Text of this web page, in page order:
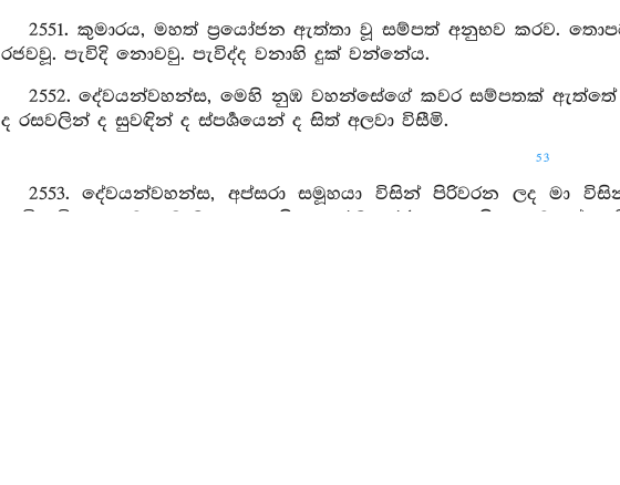
2551. කුමාරය, මහත් ප්‍රයෝජන ඇත්තා වූ සම්පත් අනුභව කරව.
රජවවූ. පැවිදි නොවවු. පැවිද්ද වනාහි දුක් වන්නේය.
2552. දේවයන්වහන්ස, මෙහි නුඹ වහන්සේගේ කවර සම්පතක්
ද රසවලින් ද සුවඳින් ද ස්පර්‍ශයෙන් ද සිත් අලවා විසීමි.
53
2553. දේවයන්වහන්ස, අප්සරා සමූහයා විසින් පිරිවරන ලද
පැමිණවියැයුතු වූ නුඹ බාලයෙකැයි දැන එබඳු රජ කුලයෙහි